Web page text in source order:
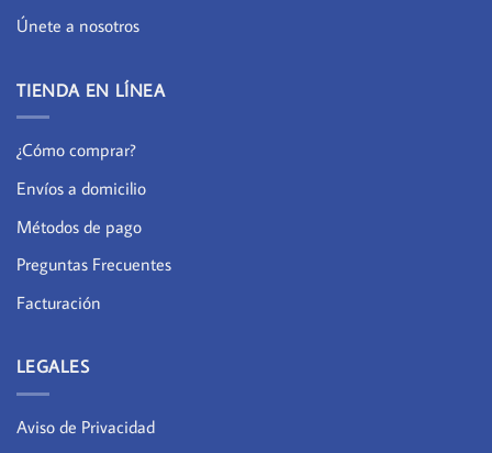
Únete a nosotros
TIENDA EN LÍNEA
¿Cómo comprar?
Envíos a domicilio
Métodos de pago
Preguntas Frecuentes
Facturación
LEGALES
Aviso de Privacidad